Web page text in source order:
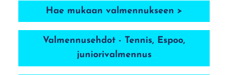
Hae mukaan valmennukseen >
Valmennusehdot - Tennis, Espoo,
juniorivalmennus